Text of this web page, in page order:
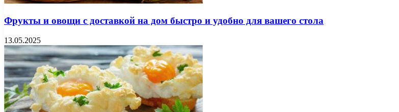
Фрукты и овощи с доставкой на дом быстро и удобно для вашего стола
13.05.2025